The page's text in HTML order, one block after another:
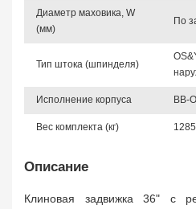
Диаметр маховика, W
(мм)
По
Тип штока (шпинделя)
Исполнение корпуса BB-
Вес комплекта (кг)
Описание
Клиновая задвижка 36" с